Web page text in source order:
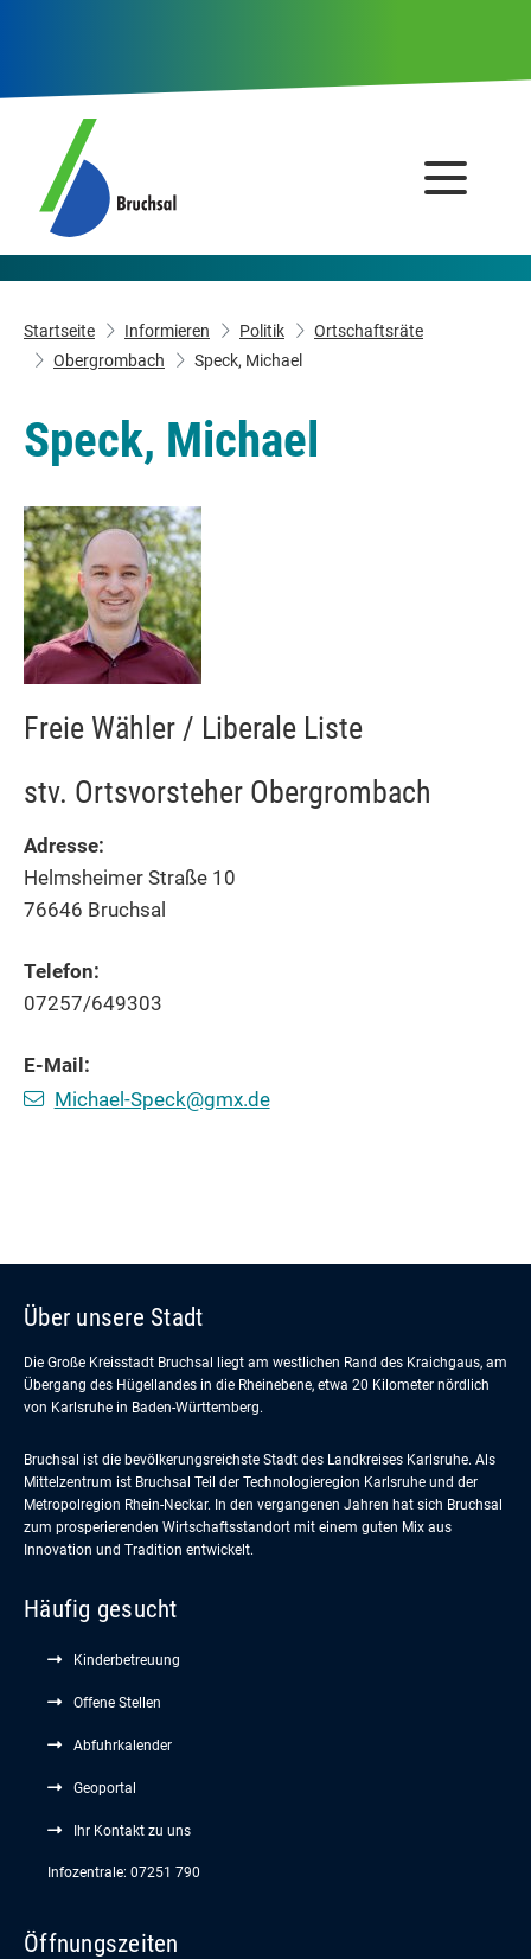
Startseite Informieren Politik
Ortschaftsräte
Obergrombach
Speck, Michael
Speck, Michael
Freie Wähler / Liberale Liste
stv. Ortsvorsteher Obergrombach
Adresse:
Helmsheimer Straße 10
76646 Bruchsal
Telefon:
07257/649303
E-Mail:
Michael-Speck@gmx.de
Über unsere Stadt
Die Große Kreisstadt Bruchsal liegt am westlichen Rand des Kraichgaus, am
Übergang des Hügellandes in die Rheinebene, etwa 20 Kilometer nördlich
von Karlsruhe in Baden-Württemberg.
Bruchsal ist die bevölkerungsreichste Stadt des Landkreises Karlsruhe. Als
Mittelzentrum ist Bruchsal Teil der Technologieregion Karlsruhe und der
Metropolregion Rhein-Neckar. In den vergangenen Jahren hat sich Bruchsal
zum prosperierenden Wirtschaftsstandort mit einem guten Mix aus
Innovation und Tradition entwickelt.
Häufig gesucht
Kinderbetreuung
Offene Stellen
Abfuhrkalender
Geoportal
Ihr Kontakt zu uns
Infozentrale: 07251 790
Öffnungszeiten